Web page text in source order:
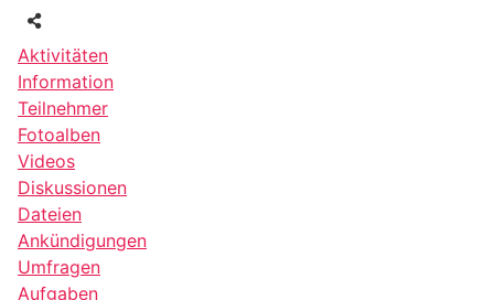
Aktivitäten
Information
Teilnehmer
Fotoalben
Videos
Diskussionen
Dateien
Ankündigungen
Umfragen
Aufgaben